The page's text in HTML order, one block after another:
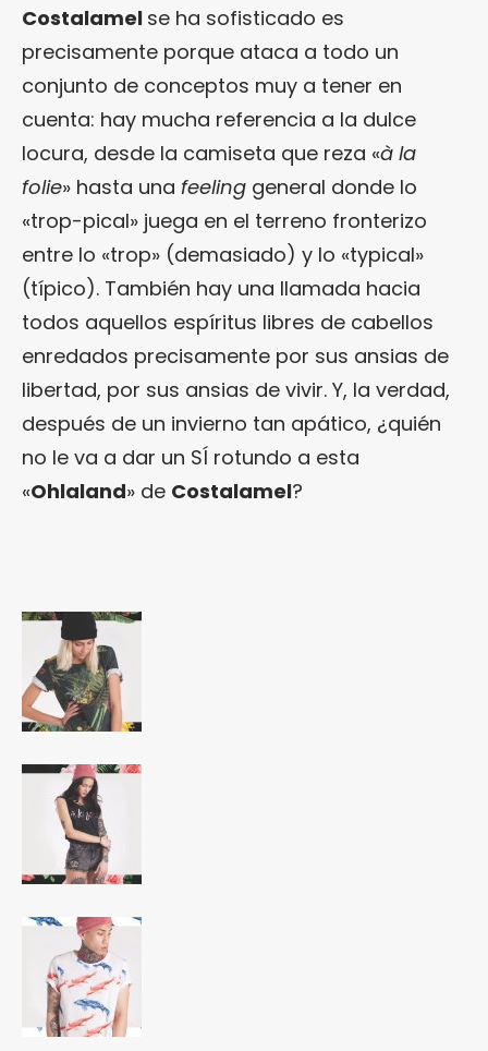
Costalamel se ha sofisticado es
precisamente porque ataca a todo un
conjunto de conceptos muy a tener en
cuenta: hay mucha referencia a la dulce
locura, desde la camiseta que reza «à la
folie» hasta una feeling general donde lo
«trop-pical» juega en el terreno fronterizo
entre lo «trop» (demasiado) y lo «typical»
(típico). También hay una llamada hacia
todos aquellos espíritus libres de cabellos
enredados precisamente por sus ansias de
libertad, por sus ansias de vivir. Y, la verdad,
después de un invierno tan apático, ¿quién
no le va a dar un SÍ rotundo a esta
«Ohlaland» de Costalamel?